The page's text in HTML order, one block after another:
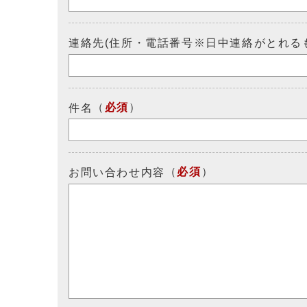
連絡先(住所・電話番号※日中連絡がとれる
件名 （ 必須 ）
お問い合わせ内容 （ 必須 ）